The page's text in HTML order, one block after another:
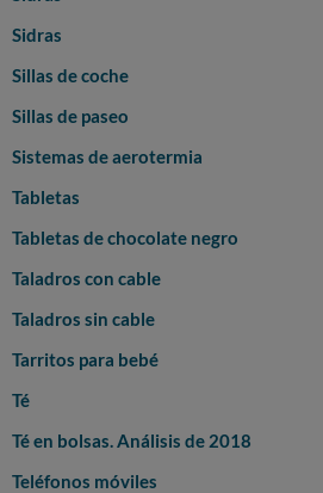
Sidras
Sillas de coche
Sillas de paseo
Sistemas de aerotermia
Tabletas
Tabletas de chocolate negro
Taladros con cable
Taladros sin cable
Tarritos para bebé
Té
Té en bolsas. Análisis de 2018
Teléfonos móviles